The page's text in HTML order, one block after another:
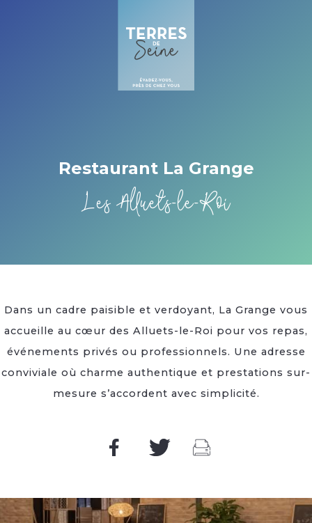
Restaurant La Grange
Les Alluets-le-Roi
Dans un cadre paisible et verdoyant, La Grange vous
accueille au cœur des Alluets-le-Roi pour vos repas,
événements privés ou professionnels. Une adresse
conviviale où charme authentique et prestations sur-
mesure s’accordent avec simplicité.